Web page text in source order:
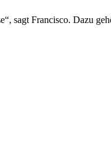
sagt Francisco. Dazu